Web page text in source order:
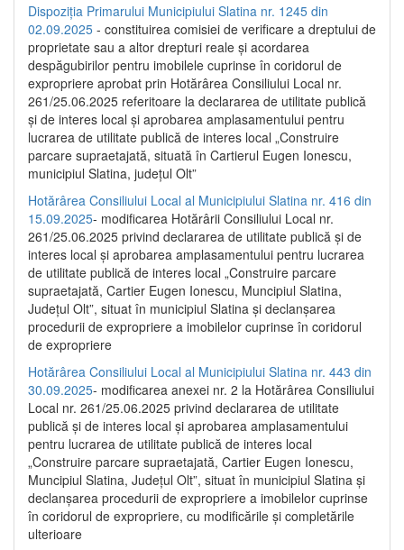
Dispoziția Primarului Municipiului Slatina nr. 1245 din
02.09.2025 - constituirea comisiei de verificare a dreptului de
proprietate sau a altor drepturi reale și acordarea
despăgubirilor pentru imobilele cuprinse în coridorul de
expropriere aprobat prin Hotărârea Consiliului Local nr.
261/25.06.2025 referitoare la declararea de utilitate publică
și de interes local și aprobarea amplasamentului pentru
lucrarea de utilitate publică de interes local „Construire
parcare supraetajată, situată în Cartierul Eugen Ionescu,
municipiul Slatina, județul Olt”
Hotărârea Consiliului Local al Municipiului Slatina nr. 416 din
15.09.2025- modificarea Hotărârii Consiliului Local nr.
261/25.06.2025 privind declararea de utilitate publică și de
interes local și aprobarea amplasamentului pentru lucrarea
de utilitate publică de interes local „Construire parcare
supraetajată, Cartier Eugen Ionescu, Muncipiul Slatina,
Județul Olt”, situat în municipiul Slatina și declanșarea
procedurii de expropriere a imobilelor cuprinse în coridorul
de expropriere
Hotărârea Consiliului Local al Municipiului Slatina nr. 443 din
30.09.2025- modificarea anexei nr. 2 la Hotărârea Consiliului
Local nr. 261/25.06.2025 privind declararea de utilitate
publică şi de interes local şi aprobarea amplasamentului
pentru lucrarea de utilitate publică de interes local
„Construire parcare supraetajată, Cartier Eugen Ionescu,
Muncipiul Slatina, Judeţul Olt”, situat în municipiul Slatina şi
declanşarea procedurii de expropriere a imobilelor cuprinse
în coridorul de expropriere, cu modificările şi completările
ulterioare